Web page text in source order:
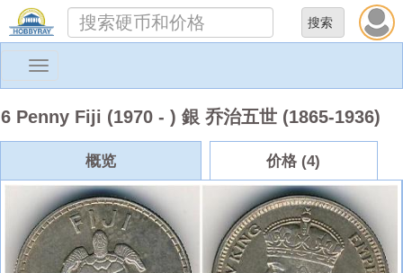
Toggle
6 Penny Fiji (1970 - ) 銀 乔治五世 (1865-1936)
概览 价格 (4)